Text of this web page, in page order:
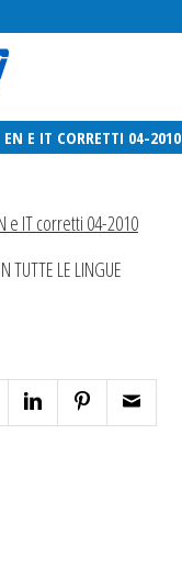
E IT CORRETTI 04-2010
e IT corretti 04-2010
TUTTE LE LINGUE